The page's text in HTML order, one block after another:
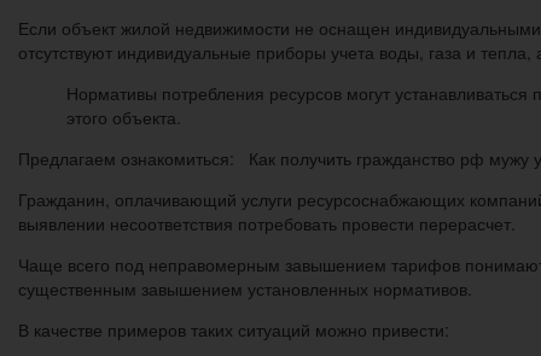
Если объект жилой недвижимости не оснащен
отсутствуют индивидуальные приборы учета воды, газа и
Нормативы потребления ресурсов могут
этого объекта.
Предлагаем ознакомиться: Как получить гражданство рф мужу
Гражданин, оплачивающий услуги ресурсоснабжающих
выявлении несоответствия потребовать провести перерасчет.
Чаще всего под неправомерным завышением тарифов
существенным завышением установленных нормативов.
В качестве примеров таких ситуаций можно привести: